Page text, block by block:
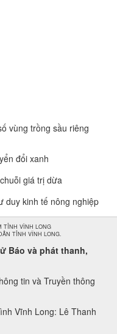
vùng trồng sầu riêng
đổi xanh
giá trị dừa
duy kinh tế nông nghiệp
TỈNH VĨNH LONG
TỈNH VĨNH LONG.
Báo và phát thanh,
tin và Truyền thông
Vĩnh Long: Lê Thanh